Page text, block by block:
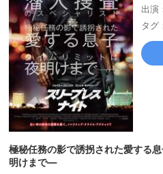
予
出演
タグ
極秘任務の影で誘拐された愛する
明けまで―